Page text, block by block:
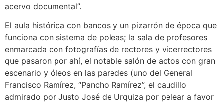
acervo documental”.
El aula histórica con bancos y un pizarrón de época que
funciona con sistema de poleas; la sala de profesores
enmarcada con fotografías de rectores y vicerrectores
que pasaron por ahí, el notable salón de actos con gran
escenario y óleos en las paredes (uno del General
Francisco Ramírez, “Pancho Ramírez”, el caudillo
admirado por Justo José de Urquiza por pelear a favor